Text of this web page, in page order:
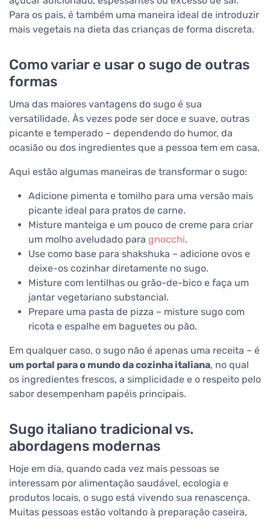
Para os pais, é também uma maneira ideal de introduzir
mais vegetais na dieta das crianças de forma discreta.
Como variar e usar o sugo de outras
formas
Uma das maiores vantagens do sugo é sua
versatilidade. Às vezes pode ser doce e suave, outras
picante e temperado – dependendo do humor, da
ocasião ou dos ingredientes que a pessoa tem em casa.
Aqui estão algumas maneiras de transformar o sugo:
Adicione pimenta e tomilho para uma versão mais
picante ideal para pratos de carne.
Misture manteiga e um pouco de creme para criar
um molho aveludado para gnocchi.
Use como base para shakshuka – adicione ovos e
deixe-os cozinhar diretamente no sugo.
Misture com lentilhas ou grão-de-bico e faça um
jantar vegetariano substancial.
Prepare uma pasta de pizza – misture sugo com
ricota e espalhe em baguetes ou pão.
Em qualquer caso, o sugo não é apenas uma receita – é
um portal para o mundo da cozinha italiana, no qual
os ingredientes frescos, a simplicidade e o respeito pelo
sabor desempenham papéis principais.
Sugo italiano tradicional vs.
abordagens modernas
Hoje em dia, quando cada vez mais pessoas se
interessam por alimentação saudável, ecologia e
produtos locais, o sugo está vivendo sua renascença.
Muitas pessoas estão voltando à preparação caseira,